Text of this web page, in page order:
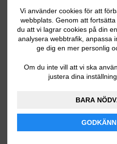
Vi använder cookies för att
webbplats. Genom att
du att vi lagrar cookies på din
analysera webbtrafik, anpassa
ge dig en mer personlig
Om du inte vill att vi ska
justera dina
BARA
Ditt telefonnummer
mina personuppgifter